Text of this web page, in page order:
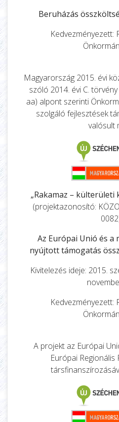
Beruházás
Kedvezményezett:
Magyarország 2015. évi
szóló 2014. évi C.
aa) alpont szerinti
szolgáló fejlesztések
valósult
„Rakamaz –
(projektazonosító:
Az Európai Unió és a
nyújtott támogatás
Kivitelezés ideje: 2015.
Kedvezményezett:
A projekt az Európai
Európai Regionális